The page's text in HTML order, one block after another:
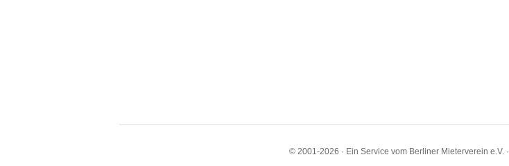
© 2001-2026 · Ein Service vom Berliner Mieterverein e.V. ·